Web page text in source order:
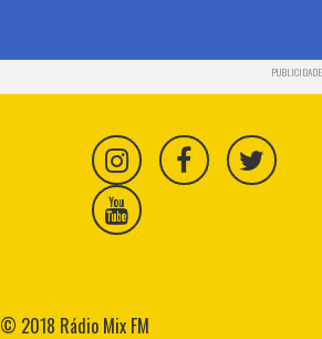
PUBLICIDADE
© 2018 Rádio Mix FM